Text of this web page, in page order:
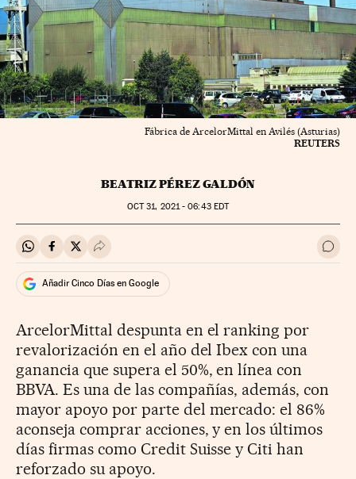
Fábrica de ArcelorMittal en Avilés (Asturias)
REUTERS
BEATRIZ PÉREZ GALDÓN
OCT31, 2021 - 06:43EDT
Compartir en Whatsapp
Compartir en Facebook
Compartir en Twitter
Desplegar Redes Sociales Ir a
Añadir Cinco Días en Google
ArcelorMittal despunta en el ranking por
revalorización en el año del Ibex con una
ganancia que supera el 50%, en línea con
BBVA. Es una de las compañías, además, con
mayor apoyo por parte del mercado: el 86%
aconseja comprar acciones, y en los últimos
días firmas como Credit Suisse y Citi han
reforzado su apoyo.